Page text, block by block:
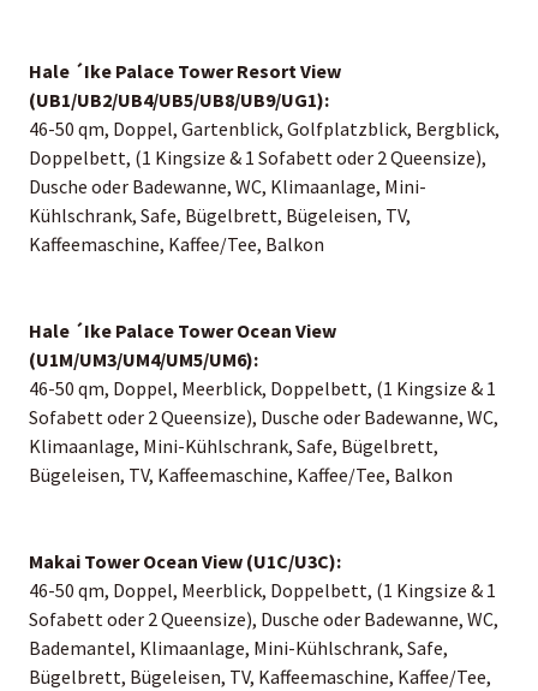
Hale ´Ike Palace Tower Resort View
(UB1/UB2/UB4/UB5/UB8/UB9/UG1):
46-50 qm, Doppel, Gartenblick, Golfplatzblick, Bergblick,
Doppelbett, (1 Kingsize & 1 Sofabett oder 2 Queensize),
Dusche oder Badewanne, WC, Klimaanlage, Mini-
Kühlschrank, Safe, Bügelbrett, Bügeleisen, TV,
Kaffeemaschine, Kaffee/Tee, Balkon
Hale ´Ike Palace Tower Ocean View
(U1M/UM3/UM4/UM5/UM6):
46-50 qm, Doppel, Meerblick, Doppelbett, (1 Kingsize & 1
Sofabett oder 2 Queensize), Dusche oder Badewanne, WC,
Klimaanlage, Mini-Kühlschrank, Safe, Bügelbrett,
Bügeleisen, TV, Kaffeemaschine, Kaffee/Tee, Balkon
Makai Tower Ocean View (U1C/U3C):
46-50 qm, Doppel, Meerblick, Doppelbett, (1 Kingsize & 1
Sofabett oder 2 Queensize), Dusche oder Badewanne, WC,
Bademantel, Klimaanlage, Mini-Kühlschrank, Safe,
Bügelbrett, Bügeleisen, TV, Kaffeemaschine, Kaffee/Tee,